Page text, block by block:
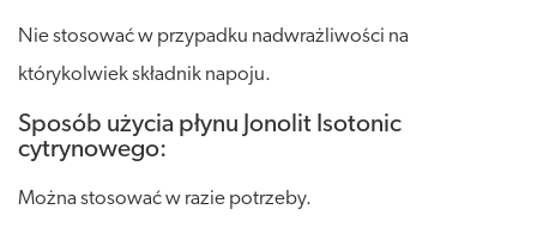
Nie stosować w przypadku nadwrażliwości na
którykolwiek składnik napoju.
Sposób użycia płynu Jonolit Isotonic
cytrynowego:
Można stosować w razie potrzeby.